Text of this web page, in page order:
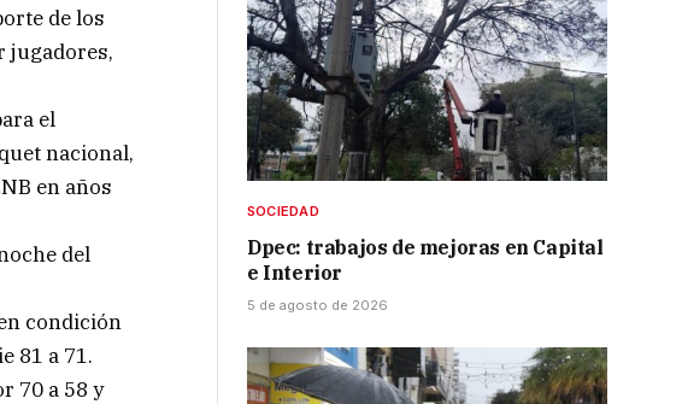
de los
jugadores,
el
nacional,
en años
del
condición
81 a 71.
70 a 58 y
SOCIEDAD
Dpec: trabajos de mejoras en Capital
e Interior
5 de agosto de 2026